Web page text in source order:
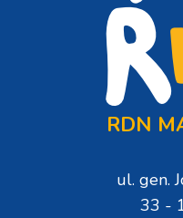
RDN
ul. gen.
33 -